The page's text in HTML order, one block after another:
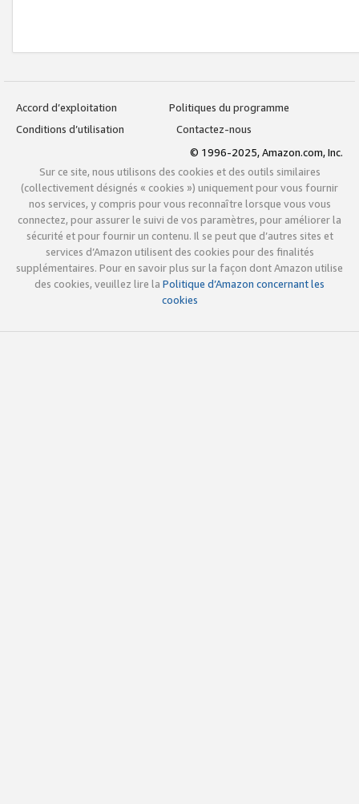
Accord d’exploitation
Politiques du programme
Conditions d’utilisation
Contactez-nous
© 1996-2025, Amazon.com, Inc.
Sur ce site, nous utilisons des cookies et des outils similaires
(collectivement désignés « cookies ») uniquement pour vous fournir
nos services, y compris pour vous reconnaître lorsque vous vous
connectez, pour assurer le suivi de vos paramètres, pour améliorer la
sécurité et pour fournir un contenu. Il se peut que d’autres sites et
services d’Amazon utilisent des cookies pour des finalités
supplémentaires. Pour en savoir plus sur la façon dont Amazon utilise
des cookies, veuillez lire la Politique d’Amazon concernant les
cookies